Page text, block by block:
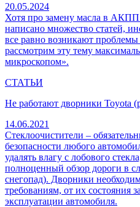
20.05.2024
Хотя про замену масла в АКПП
написано множество статей,
все равно возникают
рассмотрим эту тему
микроскопом».
СТАТЬИ
Не работают дворники Toyota
14.06.2021
Стеклоочистители –
безопасности любого
удалять влагу с лобового
полноценный обзор дороги в
снегопад). Дворники
требованиям, от их состояния
эксплуатации автомобиля.